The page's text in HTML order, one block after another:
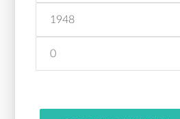
1948
0